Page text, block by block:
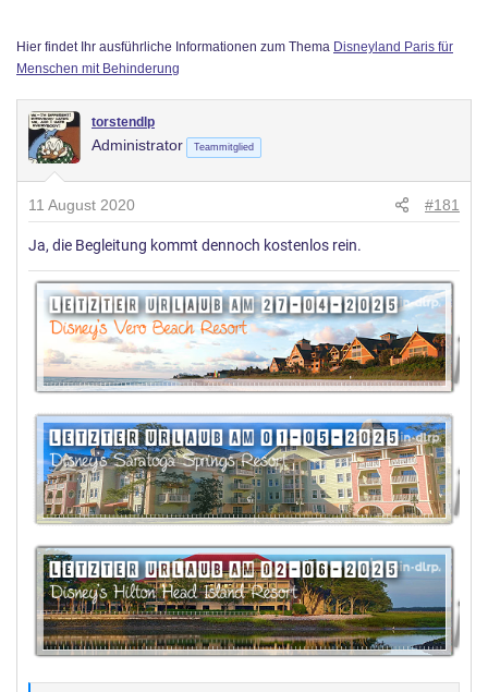
Hier findet Ihr ausführliche Informationen zum Thema Disneyland Paris für
Menschen mit Behinderung
torstendlp
Administrator Teammitglied
11 August 2020 #181
Ja, die Begleitung kommt dennoch kostenlos rein.